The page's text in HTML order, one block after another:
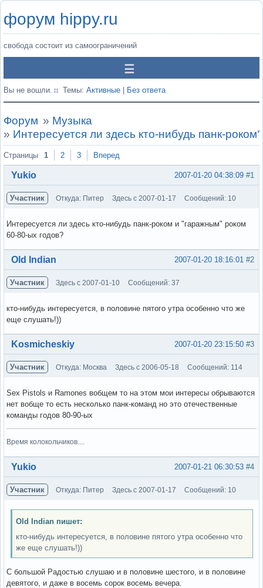
форум hippy.ru
свобода состоит из самоограничений
Вы не вошли. Темы: Активные Без ответа
Форум » Музыка
» Интересуется ли здесь кто-нибудь панк-роком?
Страницы 1 2 3 Вперед
#1
2007-01-20 04:38:09
Yukio
Участник Откуда: Питер Здесь с 2007-01-17 Сообщений: 10
Интересуется ли здесь кто-нибудь панк-роком и "гаражным" роком
60-80-ых годов?
Вне форума #2
2007-01-20 18:16:01
Old Indian
Участник Здесь с 2007-01-10 Сообщений: 37
кто-нибудь интересуется, в половине пятого утра особенно что же
еще слушать!))
Вне форума #3
2007-01-20 23:15:50
Kosmicheskiy
Участник Откуда: Москва Здесь с 2006-05-18 Сообщений: 114
Sex Pistols и Ramones вобщем то на этом мои интересы обрываются
нет вобще то есть несколько панк-команд но это отечественные
команды годов 80-90-ых
Время колокольчиков....
Вне форума #4
2007-01-21 06:30:53
Yukio
Участник Откуда: Питер Здесь с 2007-01-17 Сообщений: 10
Old Indian пишет:
кто-нибудь интересуется, в половине пятого утра особенно что
же еще слушать!))
С большой Радостью слушаю и в половине шестого, и в половине
девятого, и даже в восемь сорок восемь вечера.